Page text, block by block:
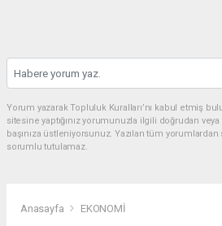
Yorum yazarak Topluluk Kuralları’nı kabul etmiş
sitesine yaptığınız yorumunuzla ilgili doğrudan
başınıza üstleniyorsunuz. Yazılan tüm
sorumlu tutulamaz.
Anasayfa EKONOMİ